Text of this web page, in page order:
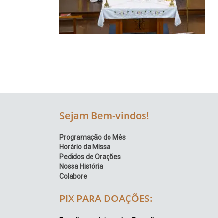
Episcopal
Sé
Sejam Bem-vindos!
Programação do Mês
Horário da Missa
Pedidos de Orações
Nossa História
Colabore
PIX PARA DOAÇÕES: